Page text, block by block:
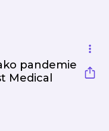
pandemie
Medical